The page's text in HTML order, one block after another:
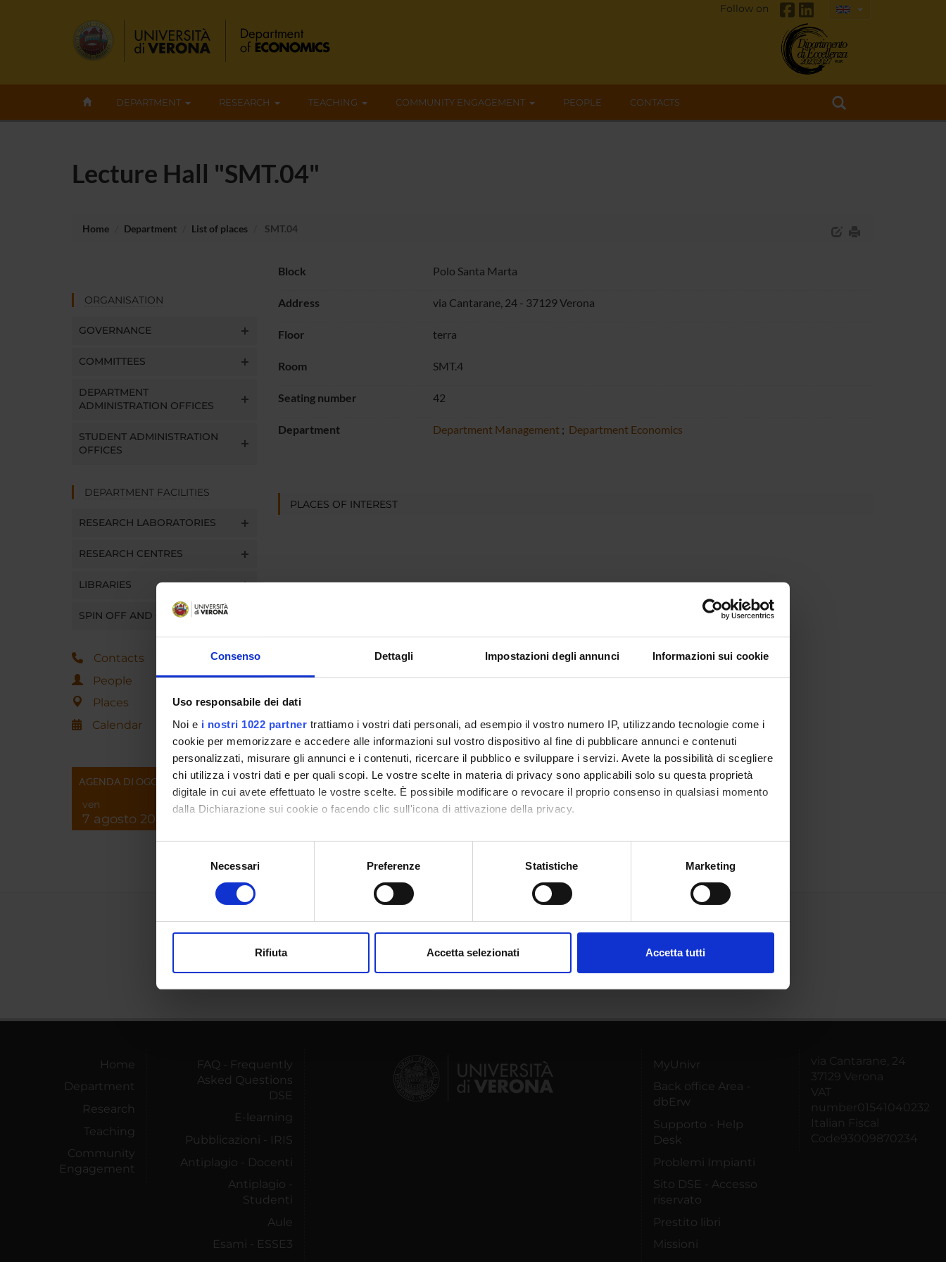
Consenso Dettagli Impostazioni degli annunci Informazioni sui cookie
Uso responsabile dei dati
Noi e i nostri 1022 partner trattiamo i vostri dati personali, ad esempio il vostro numero IP, utilizzando tecnologie come i
cookie per memorizzare e accedere alle informazioni sul vostro dispositivo al fine di pubblicare annunci e contenuti
personalizzati, misurare gli annunci e i contenuti, ricercare il pubblico e sviluppare i servizi. Avete la possibilità di scegliere
chi utilizza i vostri dati e per quali scopi. Le vostre scelte in materia di privacy sono applicabili solo su questa proprietà
digitale in cui avete effettuato le vostre scelte. È possibile modificare o revocare il proprio consenso in qualsiasi momento
dalla Dichiarazione sui cookie o facendo clic sull'icona di attivazione della privacy.
Con il tuo consenso, vorremmo anche:
raccogliere informazioni sulla tua posizione geografica, con un'approssimazione di qualche metro,
digitali).
modificare o ritirare il tuo consenso in qualsiasi momento dalla Dichiarazione sui cookie.
Necessari Preferenze Statistiche Marketing
Rifiuta Accetta selezionati Accetta tutti
Follow on
DEPARTMENT RESEARCH TEACHING COMMUNITY ENGAGEMENT PEOPLE CONTACTS
Lecture Hall "SMT.04"
Home Department List of places SMT.04
ORGANISATION
GOVERNANCE
COMMITTEES
DEPARTMENT
ADMINISTRATION OFFICES
STUDENT ADMINISTRATION
OFFICES
DEPARTMENT FACILITIES
RESEARCH LABORATORIES
RESEARCH CENTRES
LIBRARIES
SPIN OFF AND COMPANIES
Contacts
People
Places
Calendar
AGENDA DI OGGI
ven
7 agosto 2026
Block Polo Santa Marta
Address via Cantarane, 24 - 37129 Verona
Floor terra
Room SMT.4
Seating number 42
Department Department Management ; Department Economics
PLACES OF INTEREST
Home
Department
Research
Teaching
Community
Engagement
FAQ - Frequently
Asked Questions
DSE
E-learning
Pubblicazioni - IRIS
Antiplagio - Docenti
Antiplagio -
Studenti
Aule
Esami - ESSE3
MyUnivr
Back office Area -
dbErw
Supporto - Help
Desk
Problemi Impianti
Sito DSE - Accesso
riservato
Prestito libri
Missioni
via Cantarane, 24
37129 Verona
VAT
number01541040232
Italian Fiscal
Code93009870234